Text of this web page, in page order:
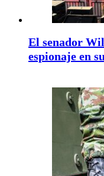
El senador
espionaje en